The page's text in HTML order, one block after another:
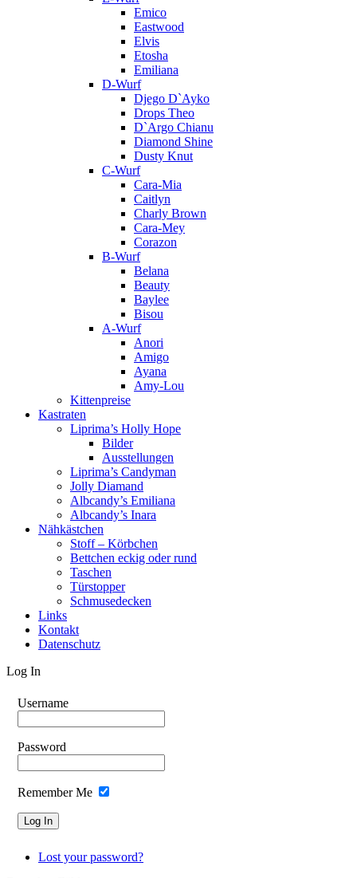
Emico
Eastwood
Elvis
Etosha
Emiliana
D-Wurf
Djego D`Ayko
Drops Theo
D`Argo Chianu
Diamond Shine
Dusty Knut
C-Wurf
Cara-Mia
Caitlyn
Charly Brown
Cara-Mey
Corazon
B-Wurf
Belana
Beauty
Baylee
Bisou
A-Wurf
Anori
Amigo
Ayana
Amy-Lou
Kittenpreise
Kastraten
Liprima’s Holly Hope
Bilder
Ausstellungen
Liprima’s Candyman
Jolly Diamand
Albcandy’s Emiliana
Albcandy’s Inara
Nähkästchen
Stoff – Körbchen
Bettchen eckig oder rund
Taschen
Türstopper
Schmusedecken
Links
Kontakt
Datenschutz
Log In
Username
Password
Remember Me
Lost your password?